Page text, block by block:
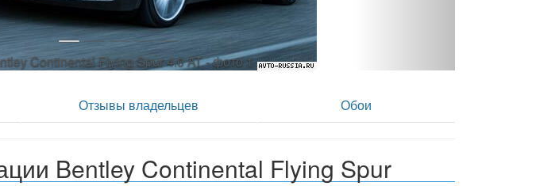
Continental Flying Spur 4.0 AT - фото 2
Отзывы владельцев Обои
Bentley Continental Flying Spur